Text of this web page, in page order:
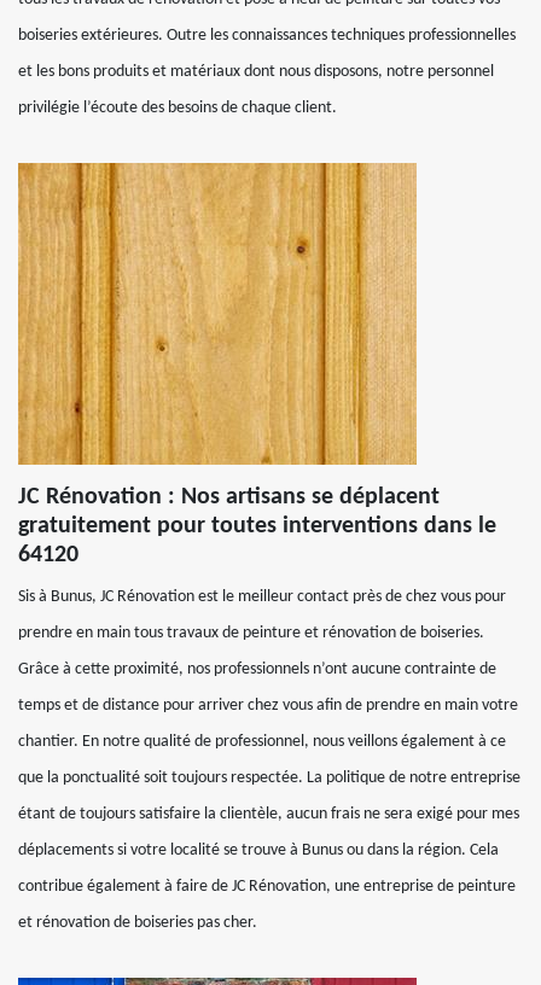
boiseries extérieures. Outre les connaissances techniques professionnelles
et les bons produits et matériaux dont nous disposons, notre personnel
privilégie l’écoute des besoins de chaque client.
JC Rénovation : Nos artisans se déplacent
gratuitement pour toutes interventions dans le
64120
Sis à Bunus, JC Rénovation est le meilleur contact près de chez vous pour
prendre en main tous travaux de peinture et rénovation de boiseries.
Grâce à cette proximité, nos professionnels n’ont aucune contrainte de
temps et de distance pour arriver chez vous afin de prendre en main votre
chantier. En notre qualité de professionnel, nous veillons également à ce
que la ponctualité soit toujours respectée. La politique de notre entreprise
étant de toujours satisfaire la clientèle, aucun frais ne sera exigé pour mes
déplacements si votre localité se trouve à Bunus ou dans la région. Cela
contribue également à faire de JC Rénovation, une entreprise de peinture
et rénovation de boiseries pas cher.